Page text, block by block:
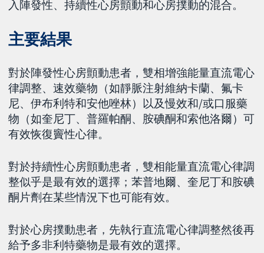
入陣發性、持續性心房顫動和心房撲動的混合。
主要結果
對於陣發性心房顫動患者，雙相增強能量直流電心
律調整、速效藥物（如靜脈注射維納卡蘭、氟卡
尼、伊布利特和安他唑林）以及慢效和/或口服藥
物（如奎尼丁、普羅帕酮、胺碘酮和索他洛爾）可
有效恢復竇性心律。
對於持續性心房顫動患者，雙相能量直流電心律調
整似乎是最有效的選擇；苯普地爾、奎尼丁和胺碘
酮片劑在某些情況下也可能有效。
對於心房撲動患者，先執行直流電心律調整然後再
給予多非利特藥物是最有效的選擇。